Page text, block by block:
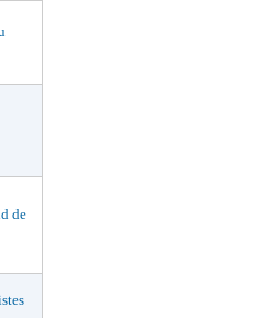
de